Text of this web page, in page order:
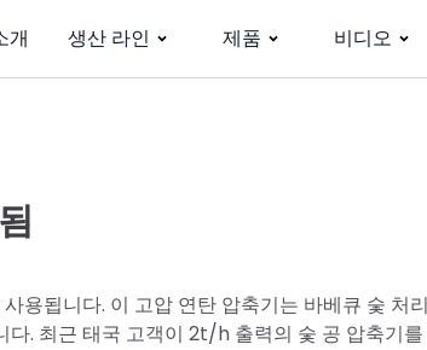
개 생산 라인 제품 비디오
용됩니다. 이 고압 연탄 압축기는 바베큐 숯 처
. 최근 태국 고객이 2t/h 출력의 숯 공 압축기